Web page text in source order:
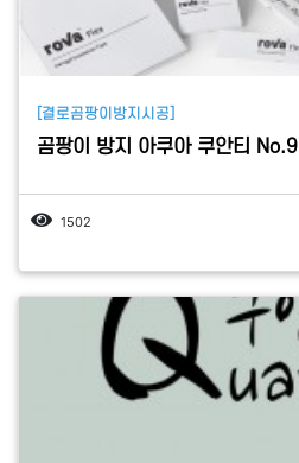
[결로곰팡이방지시공]
곰팡이 방지 아쿠아 쿠안티 No.9
1502